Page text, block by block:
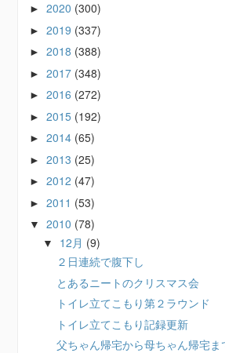
►2020 (300)
►2019 (337)
►2018 (388)
►2017 (348)
►2016 (272)
►2015 (192)
►2014 (65)
►2013 (25)
►2012 (47)
►2011 (53)
▼2010 (78)
▼ 12月 (9)
２日連続で腹下し
とあるニートのクリスマス会
トイレ立てこもり第２ラウンド
トイレ立てこもり記録更新
父ちゃん帰宅から母ちゃん帰宅ま